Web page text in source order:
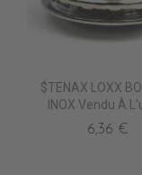
$TENAX LOXX
INOX Vendu À
6,36 €